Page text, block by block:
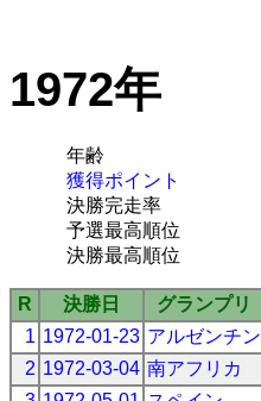
1972年
年齢
獲得ポイント
決勝完走率
予選最高順位
決勝最高順位
R 決勝日 グランプリ
1 1972-01-23 アルゼンチン
2 1972-03-04 南アフリカ